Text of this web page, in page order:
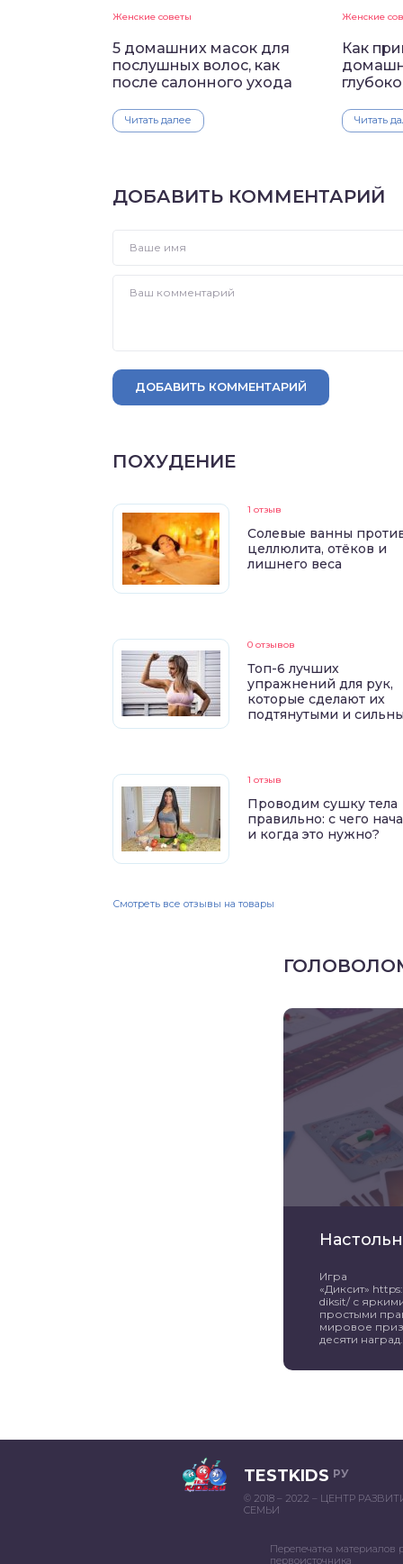
Женские советы
5 домашних масок для
послушных волос, как
после салонного ухода
Читать далее
Женские
Как
Читать
ДОБАВИТЬ КОММЕНТАРИЙ
ДОБАВИТЬ КОММЕНТАРИЙ
ПОХУДЕНИЕ
1 отзыв
Солевые ванны
целлюлита, отёков и
лишнего веса
0 отзывов
Топ-6 лучших
упражнений для рук,
которые сделают их
подтянутыми и
1 отзыв
Проводим сушку тела
правильно: с чего
и когда это нужно?
Смотреть все отзывы на товары
Игра
«Диксит»
diksit/ с
простыми
мировое
десяти
TESTKIDS РУ
© 2018 – 2022 – ЦЕНТР
СЕМЬИ
Перепечатка материалов
первоисточника